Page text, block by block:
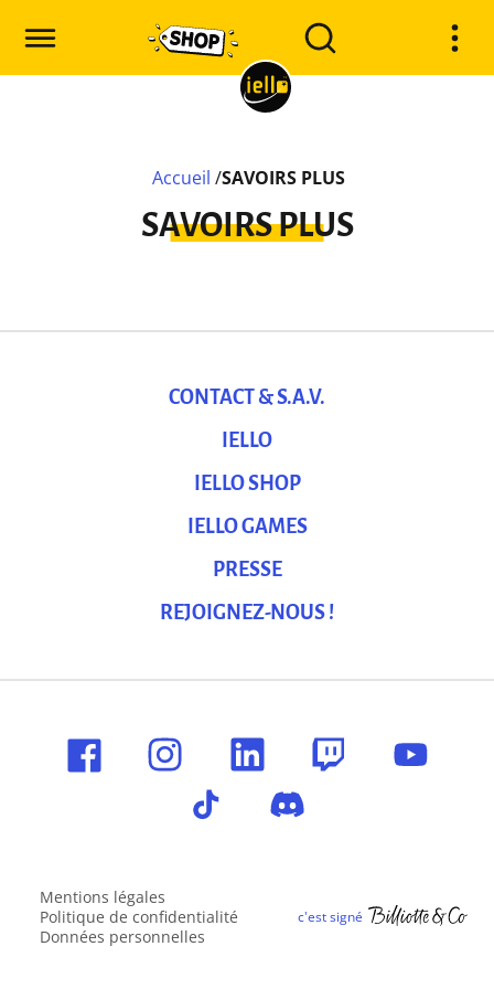
Accueil /SAVOIRS PLUS
SAVOIRS PLUS
CONTACT & S.A.V.
IELLO
IELLO SHOP
IELLO GAMES
PRESSE
REJOIGNEZ-NOUS !
Mentions légales
Politique de confidentialité
Données personnelles